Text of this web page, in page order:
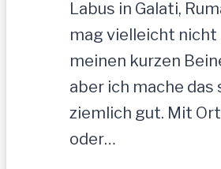
Labus in Galati,
mag vielleicht
meinen kurzen
aber ich mache das
ziemlich gut. Mit
oder…